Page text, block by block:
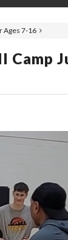
Ages 7-16
Camp